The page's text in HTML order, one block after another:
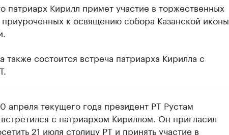
патриарх Кирилл примет участие в торжественных
к освящению собора Казанской иконы
также состоится встреча патриарха Кирилла с
апреля текущего года президент РТ Рустам
с патриархом Кириллом. Он пригласил
21 июля столицу РТ и принять участие в